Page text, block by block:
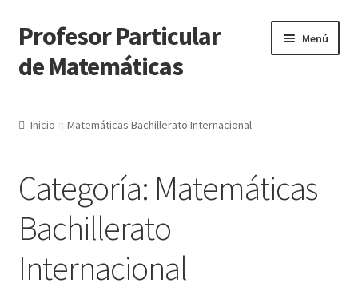
Ir
a
la
Ir
al
contenido
Profesor Particular
de Matemáticas
Menú
Inicio Matemáticas Bachillerato Internacional
Categoría: Matemáticas
Bachillerato
Internacional